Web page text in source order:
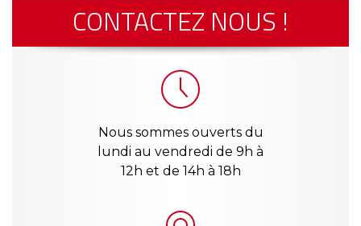
CONTACTEZ NOUS !
Nous sommes ouverts du
lundi au vendredi de 9h à
12h et de 14h à 18h